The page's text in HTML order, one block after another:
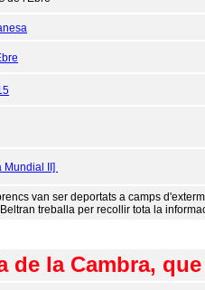
Mundial II]
van ser deportats a camps
treballa per recollir tota la
de la Cambra,